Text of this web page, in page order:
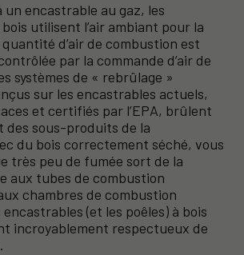
encastrable au gaz, les
utilisent l’air ambiant pour la
d’air de combustion est
par la commande d’air de
systèmes de « rebrûlage »
sur les encastrables actuels,
et certifiés par l’EPA, brûlent
des sous-produits de la
du bois correctement séché, vous
très peu de fumée sort de la
aux tubes de combustion
chambres de combustion
(et les poêles) à bois
incroyablement respectueux de